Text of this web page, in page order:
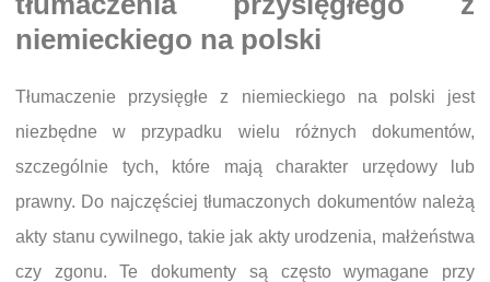
niemieckiego na polski
Tłumaczenie przysięgłe z niemieckiego na polski jest
niezbędne w przypadku wielu różnych dokumentów,
szczególnie tych, które mają charakter urzędowy lub
prawny. Do najczęściej tłumaczonych dokumentów należą
akty stanu cywilnego, takie jak akty urodzenia, małżeństwa
czy zgonu. Te dokumenty są często wymagane przy